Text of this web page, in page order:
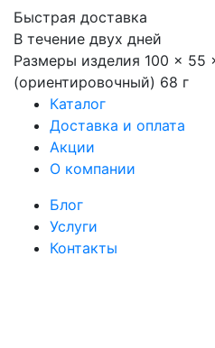
Быстрая доставка
В течение двух дней
Размеры изделия 100 ×
(ориентировочный) 68 г
Каталог
Доставка и оплата
Акции
О компании
Блог
Услуги
Контакты